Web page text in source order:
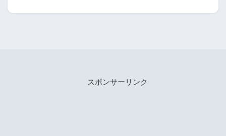
スポンサーリンク